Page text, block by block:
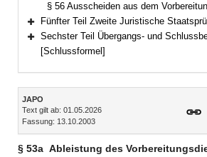
§ 56 Ausscheiden aus dem
Bereich erweitern
Fünfter Teil Zweite Juristische
Bereich erweitern
Sechster Teil Übergangs- und
[Schlussformel]
Inhalt
JAPO
Text gilt ab: 01.05.2026
Fassung: 13.10.2003
§ 53a Ableistung des